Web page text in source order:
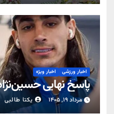
اخبار ورزشی اخبار ویژه
پاسخ نهایی
مرداد ۱۹, ۱۴۰۵ یکتا طالبی